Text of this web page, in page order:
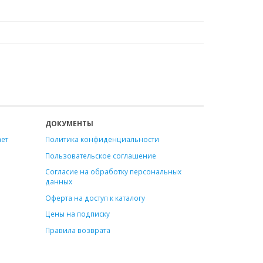
ДОКУМЕНТЫ
Политика конфиденциальности
Пользовательское соглашение
Согласие на обработку персональных
данных
Оферта на доступ к каталогу
Цены на подписку
Правила возврата